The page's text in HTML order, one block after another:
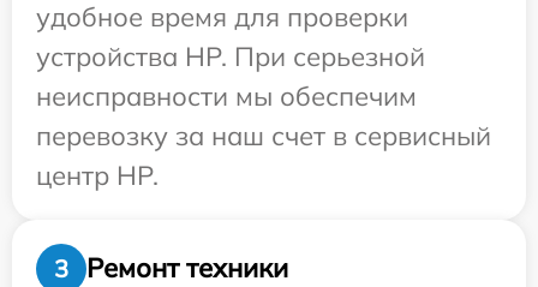
удобное время для проверки
устройства HP. При серьезной
неисправности мы обеспечим
перевозку за наш счет в сервисный
центр HP.
3
Ремонт техники